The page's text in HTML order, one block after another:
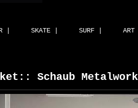
| SKATE | SURF |
Schaub